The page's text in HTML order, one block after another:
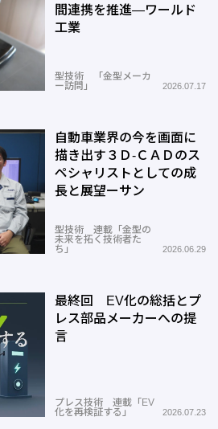
間連携を推進―ワールド
工業
型技術 「金型メーカ
ー訪問」
2026.07.17
自動車業界の今を画面に
描き出す３Ｄ-ＣＡＤのス
ペシャリストとしての成
長と展望ーサン
型技術 連載「金型の
未来を拓く技術者た
ち」
2026.06.29
最終回 EV化の総括とプ
レス部品メーカーへの提
言
プレス技術 連載「EV
化を再検証する」
2026.07.23